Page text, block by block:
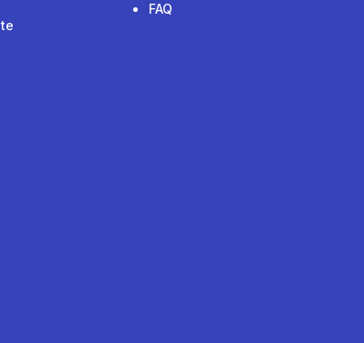
FAQ